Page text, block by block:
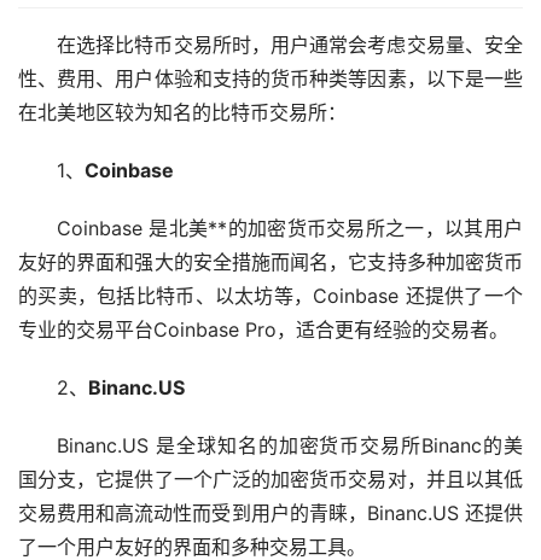
在选择比特币交易所时，用户通常会考虑交易量、安全
性、费用、用户体验和支持的货币种类等因素，以下是一些
在北美地区较为知名的比特币交易所：
1、 Coinbase
Coinbase 是北美**的加密货币交易所之一，以其用户
友好的界面和强大的安全措施而闻名，它支持多种加密货币
的买卖，包括比特币、以太坊等，Coinbase 还提供了一个
专业的交易平台Coinbase Pro，适合更有经验的交易者。
2、 Binanc.US
Binanc.US 是全球知名的加密货币交易所Binanc的美
国分支，它提供了一个广泛的加密货币交易对，并且以其低
交易费用和高流动性而受到用户的青睐，Binanc.US 还提供
了一个用户友好的界面和多种交易工具。